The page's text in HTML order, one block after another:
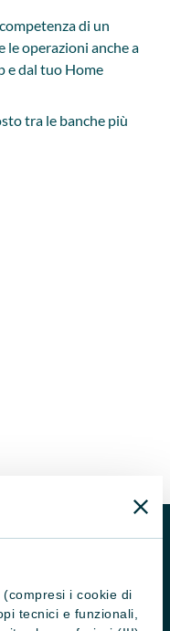
i cookie di
tecnici e funzionali,
di un
le operazioni anche a
e dal tuo Home
tra le banche più
del tuo